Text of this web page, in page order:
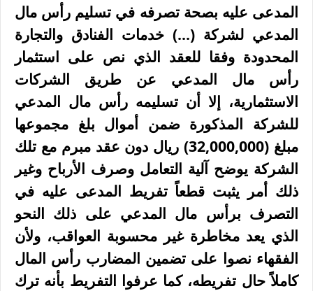
المدعى عليه بصحة تصرفه في تسليم رأس مال
المدعي لشركة (...) خدمات الفنادق والتجارة
المحدودة وفقا للعقد الذي نص على استثمار
رأس مال المدعي عن طريق الشركات
الاستثمارية، إلا أن تسليمه رأس مال المدعي
للشركة المذكورة ضمن أموال بلغ مجموعها
مبلغ (32,000,000) ريال دون عقد مبرم مع تلك
الشركة يوضح آلية التعامل وصرف الأرباح وغير
ذلك أمر يثبت قطعاً تفريط المدعى عليه في
التصرف برأس مال المدعي على ذلك النحو
الذي يعد مخاطرة غير محسوبة العواقب، ولأن
الفقهاء نصوا على تضمين المضارب رأس المال
کاملاً حال تفريطه، كما عرفوا التفريط بأنه ترك